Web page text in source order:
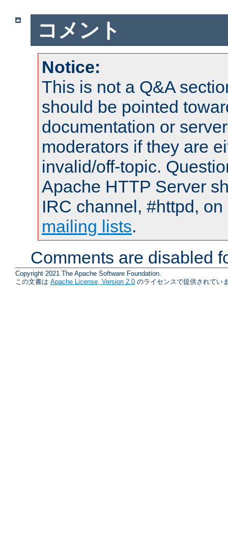
コメント
Notice:
This is not a Q&A
should be pointed
documentation or
moderators if they are
invalid/off-topic.
Apache HTTP Server
IRC channel, #httpd,
mailing lists.
Comments are disabled
Copyright 2021 The Apache Software Foundation.
この文書は Apache License, Version 2.0 のライセンスで提供されてい